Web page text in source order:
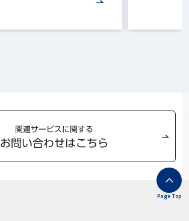
関連サービスに関する
お問い合わせはこちら
Page Top